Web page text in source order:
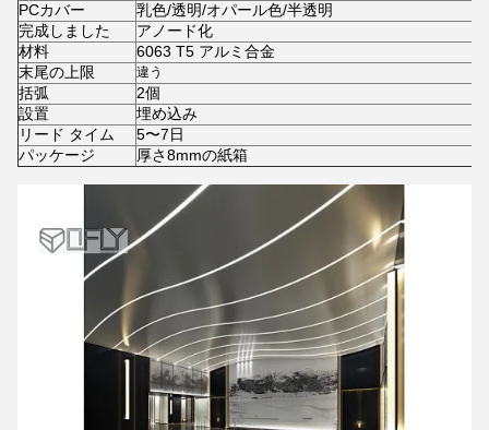
PCカバー
乳色/透明/オパール色/半透明
完成しました
アノード化
材料
6063 T5 アルミ合金
末尾の上限
違う
括弧
2個
設置
埋め込み
リード タイム
5〜7日
パッケージ
厚さ8mmの紙箱